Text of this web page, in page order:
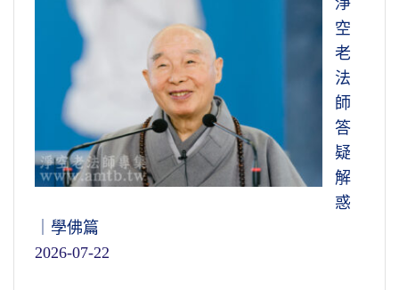
空
老
法
師
答
疑
解
惑
｜學佛篇
2026-07-22